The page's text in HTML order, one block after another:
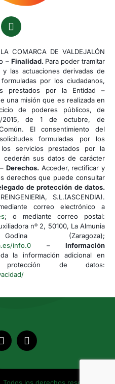
LA COMARCA DE VALDEJALÓN
– Finalidad. Para poder tramitar
las actuaciones derivadas de
por los ciudadanos,
prestados por la Entidad –
una misión que es realizada en
de poderes públicos, de
2015, de 1 de octubre, de
El consentimiento del
formuladas por los
los servicios prestados por la
cederán sus datos de carácter
Derechos.Acceder, rectificar y
derechos que puede consultar
de protección de datos.
S.L.(ASCENDIA).
correo electrónico a
; o mediante correo postal:
nº 2, 50100, La Almunia
(Zaragoza);
info.0 – Información
la información adicional en
de datos: